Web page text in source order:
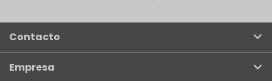
Contacto
Empresa